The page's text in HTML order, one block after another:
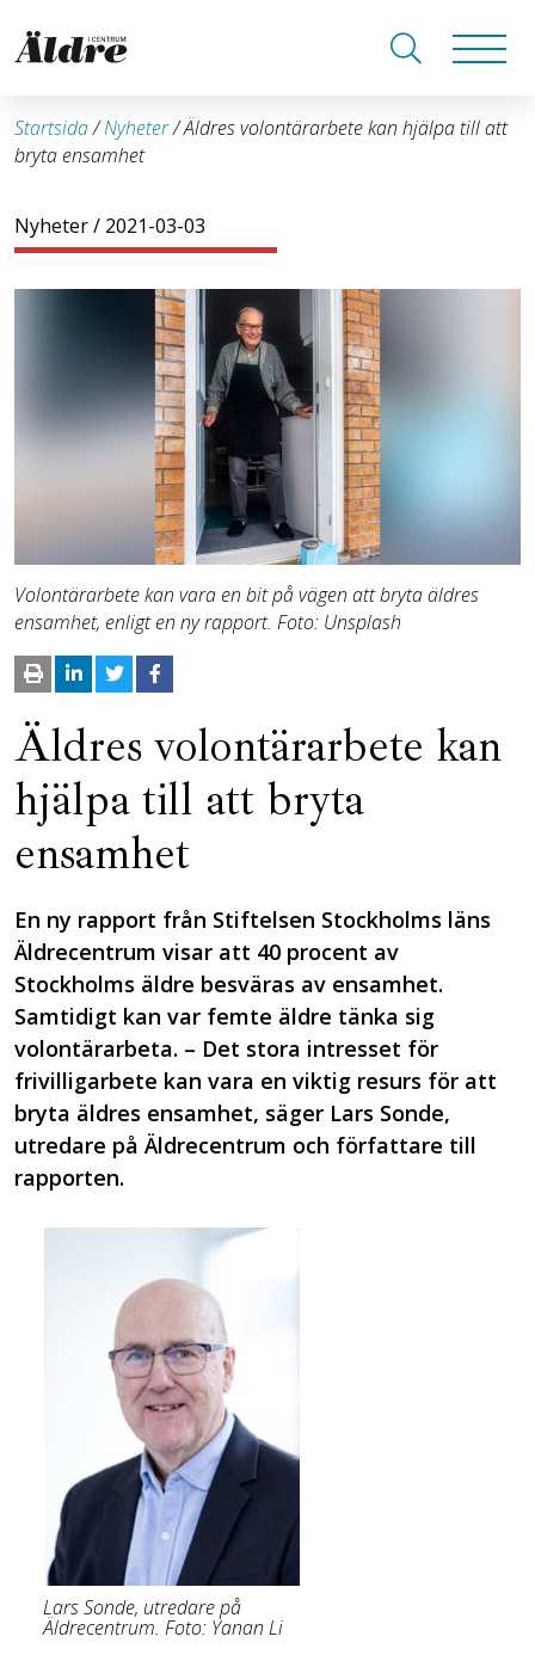
Startsida/Nyheter/Äldres volontärarbete kan hjälpa till att
bryta ensamhet
Nyheter/ 2021-03-03
Volontärarbete kan vara en bit på vägen att bryta äldres
ensamhet, enligt en ny rapport. Foto: Unsplash
Äldres volontärarbete kan
hjälpa till att bryta
ensamhet
En ny rapport från Stiftelsen Stockholms läns
Äldrecentrum visar att 40 procent av
Stockholms äldre besväras av ensamhet.
Samtidigt kan var femte äldre tänka sig
volontärarbeta. – Det stora intresset för
frivilligarbete kan vara en viktig resurs för att
bryta äldres ensamhet, säger Lars Sonde,
utredare på Äldrecentrum och författare till
rapporten.
Lars Sonde, utredare på
Äldrecentrum. Foto: Yanan Li